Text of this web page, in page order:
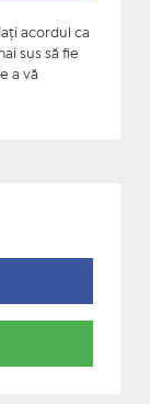
acordul ca
sus să fie
a vă